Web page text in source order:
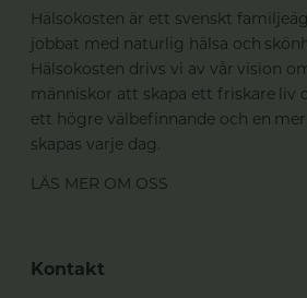
Hälsokosten är ett svenskt
jobbat med naturlig hälsa och
Hälsokosten drivs vi av vår vision
människor att skapa ett friskare liv
ett högre välbefinnande och en
skapas varje dag.
LÄS MER OM OSS
Kontakt